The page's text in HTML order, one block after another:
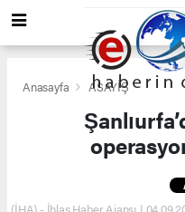
Anasayfa ASAYİŞ